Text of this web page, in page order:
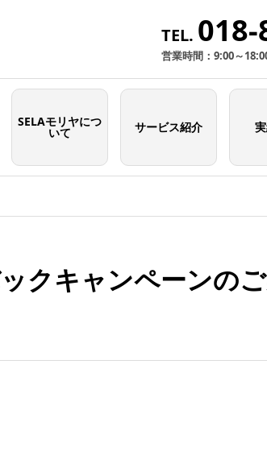
TEL.
営業時間：9:00～
SELAモリヤにつ
いて サービス紹介
クキャンペーンの